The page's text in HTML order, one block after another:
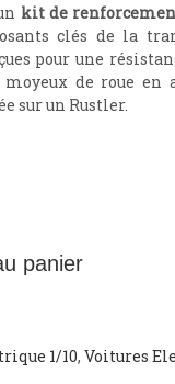
kit de
clés de la
pour une
de roue en
sur un Rustler.
panier
1/10, Voitures